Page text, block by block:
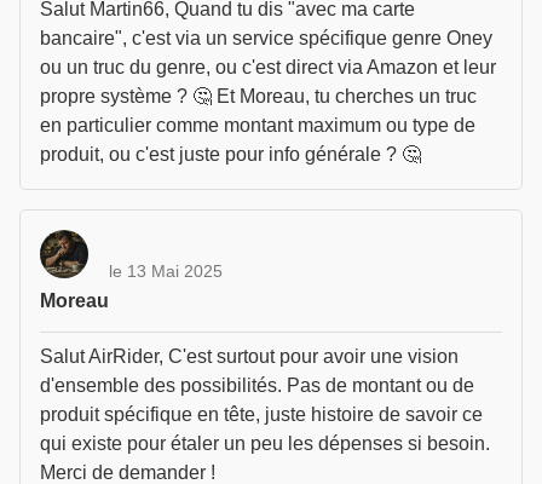
Salut Martin66, Quand tu dis "avec ma carte
bancaire", c'est via un service spécifique genre Oney
ou un truc du genre, ou c'est direct via Amazon et leur
propre système ? 🤔 Et Moreau, tu cherches un truc
en particulier comme montant maximum ou type de
produit, ou c'est juste pour info générale ? 🤔
Moreau
le 13 Mai 2025
Salut AirRider, C'est surtout pour avoir une vision
d'ensemble des possibilités. Pas de montant ou de
produit spécifique en tête, juste histoire de savoir ce
qui existe pour étaler un peu les dépenses si besoin.
Merci de demander !